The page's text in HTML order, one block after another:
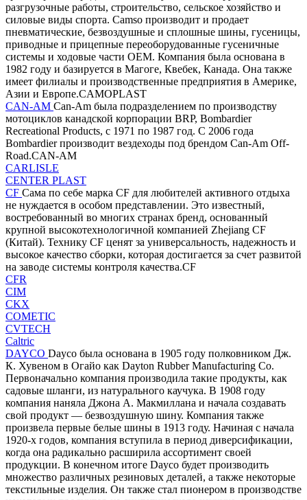
разгрузочные работы, строительство, сельское хозяйство и
силовые виды спорта. Camso производит и продает
пневматические, безвоздушные и сплошные шины, гусеницы,
приводные и прицепные переоборудованные гусеничные
системы и ходовые части OEM. Компания была основана в
1982 году и базируется в Магоге, Квебек, Канада. Она также
имеет филиалы и производственные предприятия в Америке,
Азии и Европе.CAMOPLAST
CAN-AM Can-Am была подразделением по производству
мотоциклов канадской корпорации BRP, Bombardier
Recreational Products, с 1971 по 1987 год. С 2006 года
Bombardier производит вездеходы под брендом Can-Am Off-
Road.CAN-AM
CARLISLE
CENTER PLAST
CF Сама по себе марка CF для любителей активного отдыха
не нуждается в особом представлении. Это известный,
востребованный во многих странах бренд, основанный
крупной высокотехнологичной компанией Zhejiang CF
(Китай). Технику CF ценят за универсальность, надежность и
высокое качество сборки, которая достигается за счет развитой
на заводе системы контроля качества.CF
CFR
CIM
CKX
COMETIC
CVTECH
Caltric
DAYCO Dayco была основана в 1905 году полковником Дж.
К. Хувеном в Огайо как Dayton Rubber Manufacturing Co.
Первоначально компания производила такие продукты, как
садовые шланги, из натурального каучука. В 1908 году
компания наняла Джона А. Макмиллана и начала создавать
свой продукт — безвоздушную шину. Компания также
произвела первые белые шины в 1913 году. Начиная с начала
1920-х годов, компания вступила в период диверсификации,
когда она радикально расширила ассортимент своей
продукции. В конечном итоге Dayco будет производить
множество различных резиновых деталей, а также некоторые
текстильные изделия. Он также стал пионером в производстве